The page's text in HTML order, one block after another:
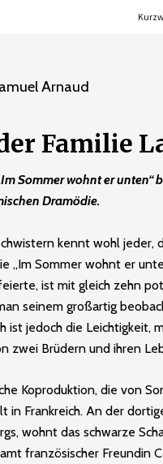
Arnaud
Familie
Sommer wohnt er unten“
Dramödie.
kennt wohl jeder,
„Im Sommer wohnt er
ist mit gleich zehn
seinem großartig
ist jedoch die Leichtigkeit,
zwei Brüdern und ihren
Koproduktion, die von
in Frankreich. An der
wohnt das schwarze
französischer Freundin